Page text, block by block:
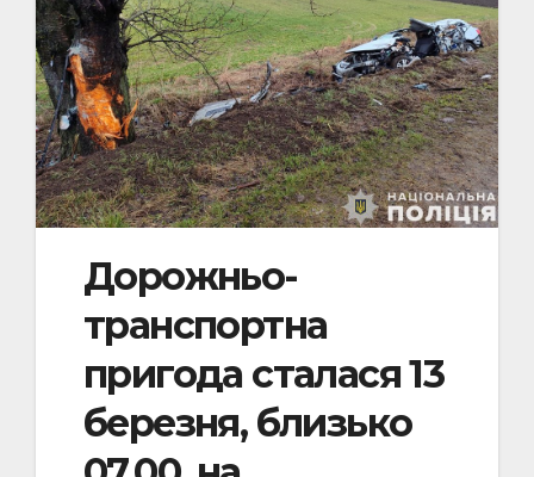
Дорожньо-
транспортна
пригода сталася 13
березня, близько